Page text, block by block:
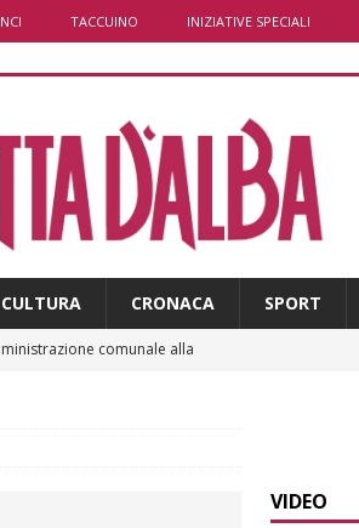
TACCUINO INIZIATIVE SPECIALI
CULTURA CRONACA SPORT
comunale alla
Ambrogio, una vita tra la
VIDEO